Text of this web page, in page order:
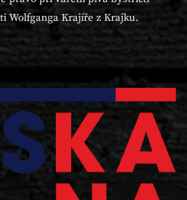
Wolfganga Krajíře z Krajku.